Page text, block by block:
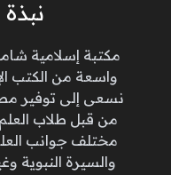
مكتبة إسلامية
واسعة من الكتب
نسعى إلى توفير
من قبل طلاب
مختلف جوانب
والسيرة النبوية